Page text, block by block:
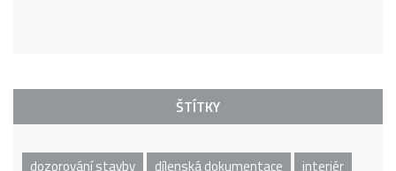
ŠTÍTKY
dozorování stavby dílenská dokumentace
interiér